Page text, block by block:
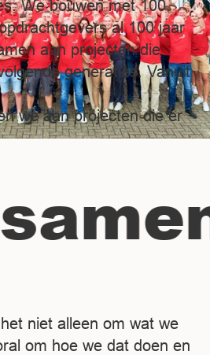
We bouwen met 100
al 100 jaar
aan projecten die
generaties. Vanuit
we aan projecten die er
niet alleen om wat we
om hoe we dat doen en